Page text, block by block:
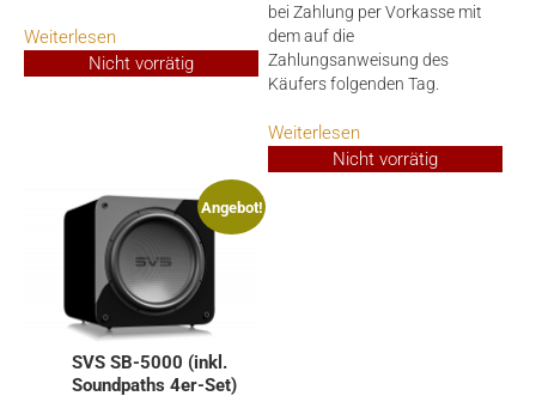
Weiterlesen
Nicht vorrätig
bei Zahlung per Vorkasse mit
dem auf die
Zahlungsanweisung des
Käufers folgenden Tag.
Weiterlesen
Nicht vorrätig
Angebot!
SVS SB-5000 (inkl.
Soundpaths 4er-Set)